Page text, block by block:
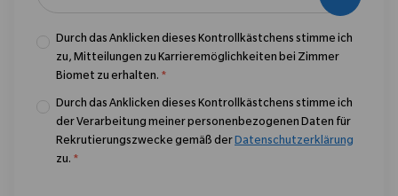
Durch das Anklicken dieses Kontrollkästchens stimme ich
zu, Mitteilungen zu Karrieremöglichkeiten bei Zimmer
Biomet zu erhalten. *
Durch das Anklicken dieses Kontrollkästchens stimme ich
der Verarbeitung meiner personenbezogenen Daten für
Rekrutierungszwecke gemäß derDatenschutzerklärung
zu. *